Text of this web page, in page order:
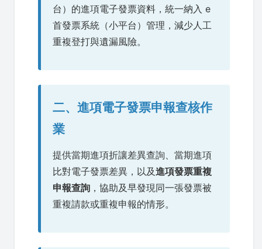
台）的進項電子發票資料，統一納入 e
首發票系統（小平台）管理，減少人工
重複登打與遺漏風險。
二、進項電子發票申報查核作
業
提供當期進項折讓差異查詢、當期進項
比對電子發票差異，以及進項發票重複
申報查詢 ，協助及早發現同一張發票被
重複請款或重複申報的情形。